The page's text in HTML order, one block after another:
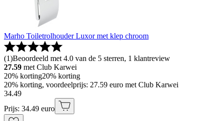
Marho Toiletrolhouder Luxor met klep chroom
(1)Beoordeeld met 4.0 van de 5 sterren, 1 klantreview
27.59 met Club Karwei
20% korting20% korting
20% korting, voordeelprijs: 27.59 euro met Club Karwei
34.49
Prijs: 34.49 euro